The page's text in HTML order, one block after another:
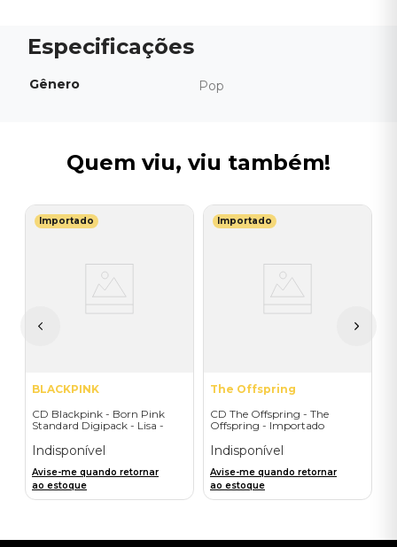
Gênero Pop
Quem viu, viu também!
Importado
BLACKPINK
CD Blackpink - Born Pink
Standard Digipack - Lisa -
Indisponível
Avise-me quando retornar
ao estoque
Importado
The Offspring
CD The Offspring - The
Offspring - Importado
Indisponível
Avise-me quando retornar
ao estoque